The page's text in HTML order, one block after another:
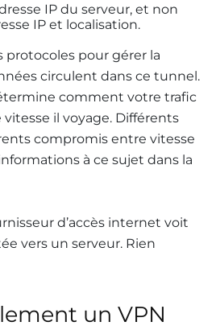
IP du serveur, et non
IP et localisation.
protocoles pour gérer la
circulent dans ce tunnel.
comment votre trafic
il voyage. Différents
compromis entre vitesse
à ce sujet dans la
d’accès internet voit
vers un serveur. Rien
un VPN